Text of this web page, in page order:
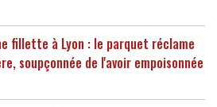
fillette à Lyon : le parquet réclame
soupçonnée de l'avoir empoisonnée